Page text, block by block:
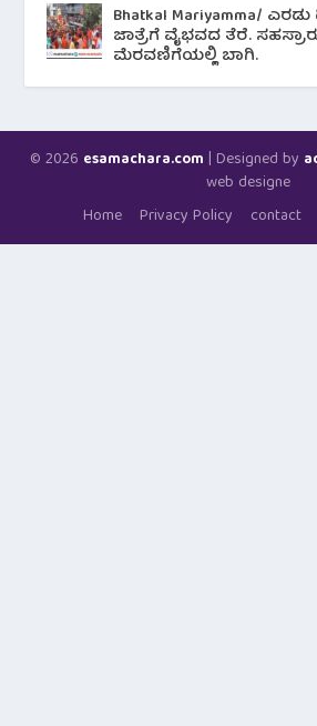
Bhatkal Mariyamma/
ಜಾತ್ರೆಗೆ ವೈಭವದ ತೆರೆ.
ಮೆರವಣಿಗೆಯಲ್ಲಿ ಬಾಗಿ.
© 2026 esamachara.com | Designed by
web designe
Home
Privacy Policy contact